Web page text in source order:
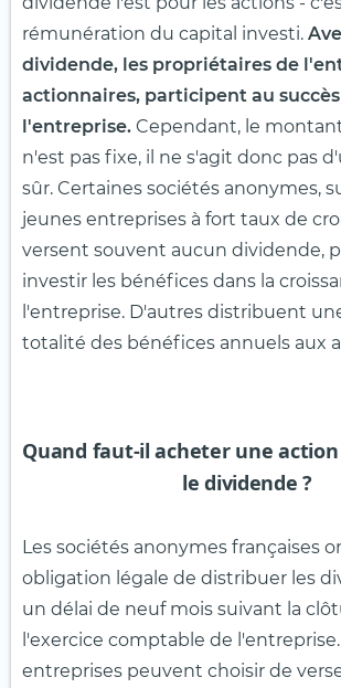
rémunération du capital investi.
dividende, les propriétaires de
actionnaires, participent au
l'entreprise. Cependant, le
n'est pas fixe, il ne s'agit donc pas
sûr. Certaines sociétés anonymes,
jeunes entreprises à fort taux de
versent souvent aucun dividende,
investir les bénéfices dans la
l'entreprise. D'autres distribuent
totalité des bénéfices annuels aux
Quand faut-il acheter une
le dividende ?
Les sociétés anonymes françaises
obligation légale de distribuer les
un délai de neuf mois suivant la
l'exercice comptable de
entreprises peuvent choisir de